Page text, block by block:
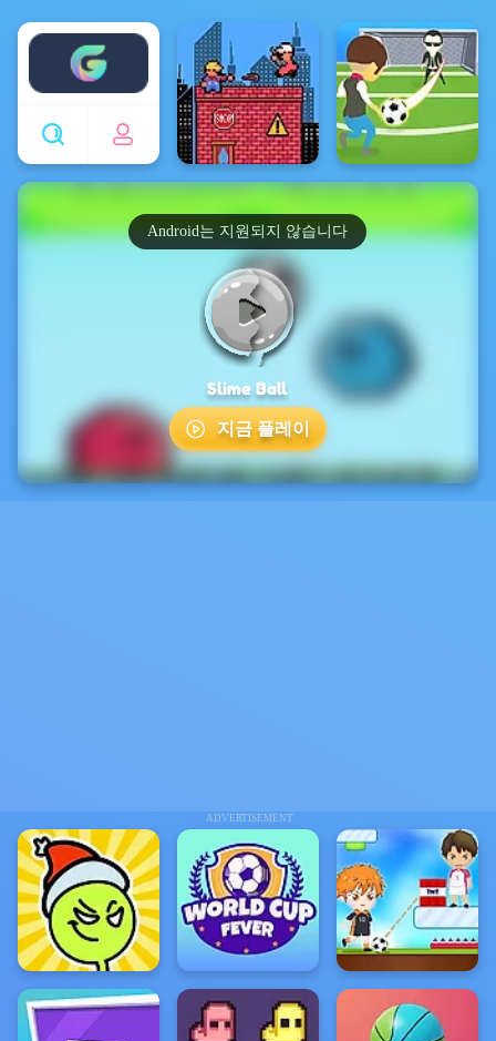
Enjoy4fun
ADVERTISEMENT
Android는 지원되지 않습니다
Slime Ball
지금 플레이